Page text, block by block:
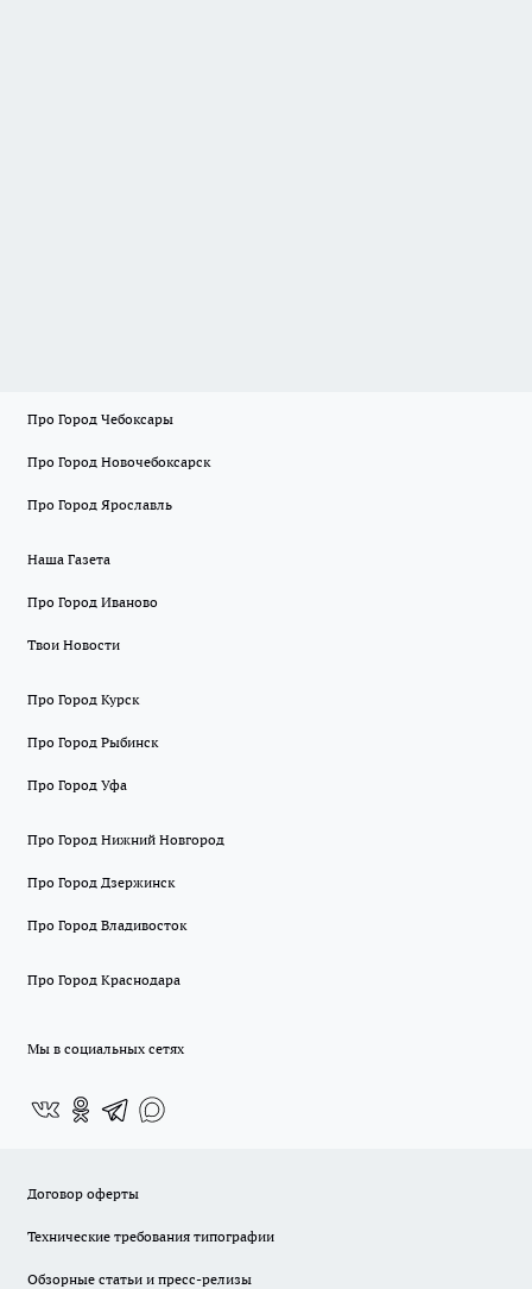
Про Город Чебоксары
Про Город Новочебоксарск
Про Город Ярославль
Наша Газета
Про Город Иваново
Твои Новости
Про Город Курск
Про Город Рыбинск
Про Город Уфа
Про Город Нижний Новгород
Про Город Дзержинск
Про Город Владивосток
Про Город Краснодара
Мы в социальных сетях
Договор оферты
Технические требования типографии
Обзорные статьи и пресс-релизы